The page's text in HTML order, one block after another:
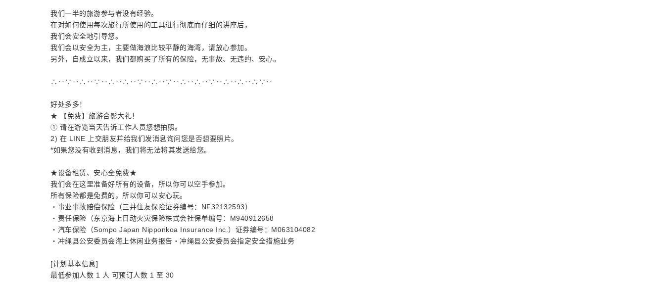
我们一半的旅游参与者没有经验。
在对如何使用每次旅行所使用的工具进行彻底而仔细的讲座后，
我们会安全地引导您。
我们会以安全为主，主要做海浪比较平静的海湾，请放心参加。
另外，自成立以来，我们都购买了所有的保险，无事故、无违约、安心。
∴‥∵‥∴‥∵‥∴‥∴‥∵‥∴‥∵‥∴‥∴‥∵‥∴‥∴‥∴∵‥
好处多多！
★ 【免费】旅游合影大礼！
① 请在游览当天告诉工作人员您想拍照。
2) 在 LINE 上交朋友并给我们发消息询问您是否想要照片。
*如果您没有收到消息，我们将无法将其发送给您。
★设备租赁、安心全免费★
我们会在这里准备好所有的设备，所以你可以空手参加。
所有保险都是免费的，所以你可以安心玩。
・事业事故赔偿保险（三井住友保险证券编号：NF32132593）
・责任保险（东京海上日动火灾保险株式会社保单编号：M940912658
・汽车保险（Sompo Japan Nipponkoa Insurance Inc.）证券编号：M063104082
・冲绳县公安委员会海上休闲业务报告・冲绳县公安委员会指定安全措施业务
[计划基本信息]
最低参加人数 1 人 可预订人数 1 至 30